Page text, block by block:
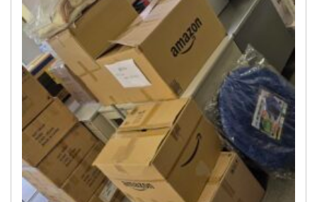
お問い合わせ
会社概要
キャンペーン
WEB割引券プレゼント！